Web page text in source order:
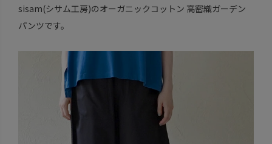
sisam(シサム工房)のオーガニックコットン 高密織ガーデン
パンツです。